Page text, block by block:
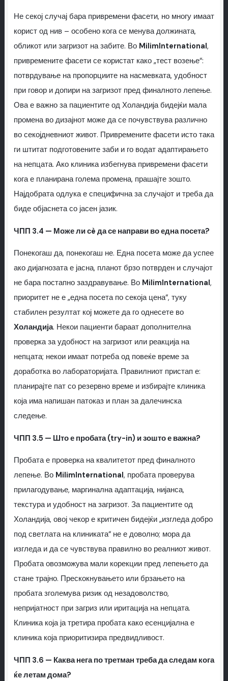
Не секој случај бара привремени фасети, но многу имаат
корист од нив – особено кога се менува должината,
обликот или загризот на забите. Во MilimInternational,
привремените фасети се користат како „тест возење“:
потврдување на пропорциите на насмевката, удобност
при говор и допири на загризот пред финалното лепење.
Ова е важно за пациентите од Холандија бидејќи мала
промена во дизајнот може да се почувствува различно
во секојдневниот живот. Привремените фасети исто така
ги штитат подготовените заби и го водат адаптирањето
на непцата. Ако клиника избегнува привремени фасети
кога е планирана голема промена, прашајте зошто.
Најдобрата одлука е специфична за случајот и треба да
биде објаснета со јасен јазик.
ЧПП 3.4 — Може ли сè да се направи во една посета?
Понекогаш да, понекогаш не. Една посета може да успее
ако дијагнозата е јасна, планот брзо потврден и случајот
не бара постапно заздравување. Во MilimInternational,
приоритет не е „една посета по секоја цена“, туку
стабилен резултат кој можете да го однесете во
Холандија. Некои пациенти бараат дополнителна
проверка за удобност на загризот или реакција на
непцата; некои имаат потреба од повеќе време за
доработка во лабораторијата. Правилниот пристап е:
планирајте пат со резервно време и избирајте клиника
која има напишан патоказ и план за далечинска
следење.
ЧПП 3.5 — Што е пробата (try-in) и зошто е важна?
Пробата е проверка на квалитетот пред финалното
лепење. Во MilimInternational, пробата проверува
прилагодување, маргинална адаптација, нијанса,
текстура и удобност на загризот. За пациентите од
Холандија, овој чекор е критичен бидејќи „изгледа добро
под светлата на клиниката“ не е доволно; мора да
изгледа и да се чувствува правилно во реалниот живот.
Пробата овозможува мали корекции пред лепењето да
стане трајно. Прескокнувањето или брзањето на
пробата зголемува ризик од незадоволство,
непријатност при загриз или иритација на непцата.
Клиника која ја третира пробата како есенцијална е
клиника која приоритизира предвидливост.
ЧПП 3.6 — Каква нега по третман треба да следам кога
ќе летам дома?